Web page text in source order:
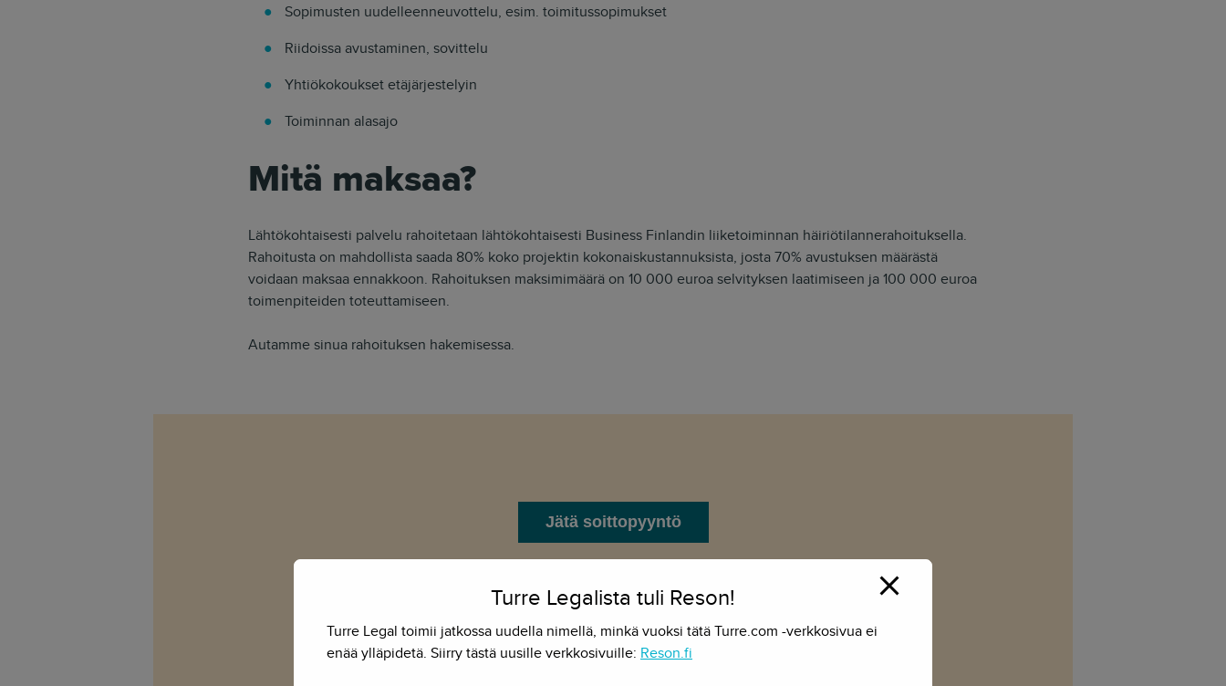
Sopimusten uudelleenneuvottelu, esim. toimitussopimukset
Riidoissa avustaminen, sovittelu
Yhtiökokoukset etäjärjestelyin
Toiminnan alasajo
Mitä maksaa?
Lähtökohtaisesti palvelu rahoitetaan lähtökohtaisesti Business Finlandin liiketoiminnan häiriötilannerahoituksella.
Rahoitusta on mahdollista saada 80% koko projektin kokonaiskustannuksista, josta 70% avustuksen määrästä
voidaan maksaa ennakkoon. Rahoituksen maksimimäärä on 10 000 euroa selvityksen laatimiseen ja 100 000 euroa
toimenpiteiden toteuttamiseen.
Autamme sinua rahoituksen hakemisessa.
Jätä soittopyyntö
Varaa tapaamisaika
Turre Legalista tuli Reson!
Turre Legal toimii jatkossa uudella nimellä, minkä vuoksi tätä Turre.com -verkkosivua ei
enää ylläpidetä. Siirry tästä uusille verkkosivuille: Reson.fi